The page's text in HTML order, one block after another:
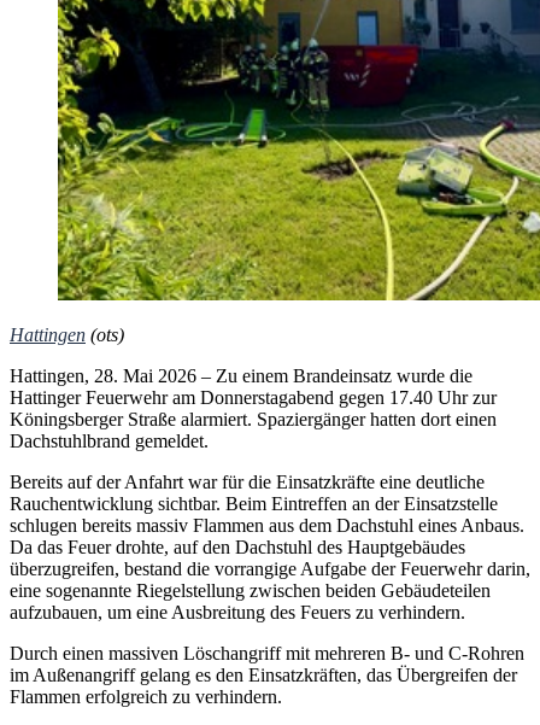
Hattingen (ots)
Hattingen, 28. Mai 2026 – Zu einem Brandeinsatz wurde die
Hattinger Feuerwehr am Donnerstagabend gegen 17.40 Uhr zur
Köningsberger Straße alarmiert. Spaziergänger hatten dort einen
Dachstuhlbrand gemeldet.
Bereits auf der Anfahrt war für die Einsatzkräfte eine deutliche
Rauchentwicklung sichtbar. Beim Eintreffen an der Einsatzstelle
schlugen bereits massiv Flammen aus dem Dachstuhl eines Anbaus.
Da das Feuer drohte, auf den Dachstuhl des Hauptgebäudes
überzugreifen, bestand die vorrangige Aufgabe der Feuerwehr darin,
eine sogenannte Riegelstellung zwischen beiden Gebäudeteilen
aufzubauen, um eine Ausbreitung des Feuers zu verhindern.
Durch einen massiven Löschangriff mit mehreren B- und C-Rohren
im Außenangriff gelang es den Einsatzkräften, das Übergreifen der
Flammen erfolgreich zu verhindern.